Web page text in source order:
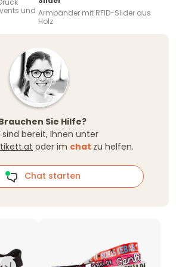
und Armbänder mit RFID-Slider aus
Holz
Sie Hilfe?
sind bereit, Ihnen unter
oder im chat zu helfen.
Chat starten